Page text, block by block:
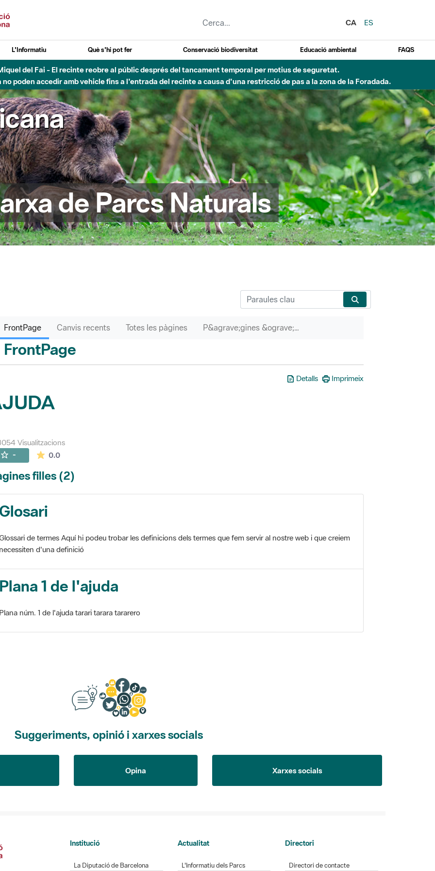
CA
ES
L'Informatiu Què s'hi pot fer Conservació biodiversitat Educació ambiental FAQS
del Fai - El recinte reobre al públic després del tancament temporal per motius de seguretat.
poden accedir amb vehicle fins a l'entrada del recinte a causa d'una restricció de pas a la zona de la Foradada.
de Parcs Naturals
FrontPage Canvis recents Totes les pàgines P&agrave;gines &ograve;rfenes
FrontPage
Detalls Imprimeix
Visualitzacions
- 0.0La mitjana de les valoracions és de 0 estrelles de 5.
filles (2)
Glosari
de termes Aquí hi podeu trobar les definicions dels termes que fem servir al nostre web i que creiem
necessiten d'una definició
Plana 1 de l'ajuda
Plana núm. 1 de l'ajuda tarari tarara tararero
Suggeriments, opinió i xarxes socials
Opina Xarxes socials
Institució
La Diputació de Barcelona
Actualitat
L'Informatiu dels Parcs
Directori
Directori de contacte